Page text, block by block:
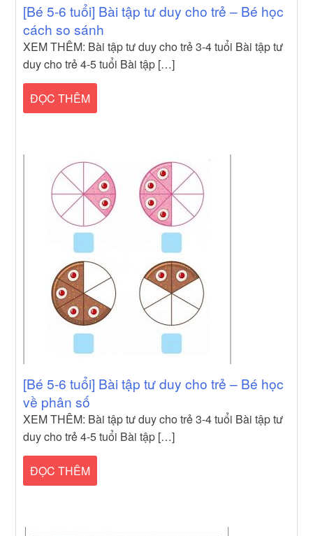
[Bé 5-6 tuổi] Bài tập tư duy cho trẻ – Bé học
cách so sánh
XEM THÊM: Bài tập tư duy cho trẻ 3-4 tuổi Bài tập tư
duy cho trẻ 4-5 tuổi Bài tập […]
ĐỌC THÊM
[Bé 5-6 tuổi] Bài tập tư duy cho trẻ – Bé học
về phân số
XEM THÊM: Bài tập tư duy cho trẻ 3-4 tuổi Bài tập tư
duy cho trẻ 4-5 tuổi Bài tập […]
ĐỌC THÊM